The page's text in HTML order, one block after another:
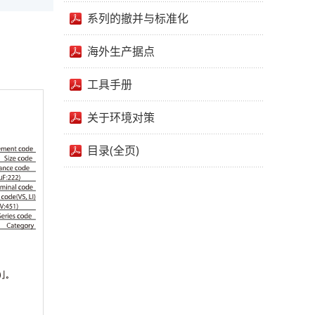
系列的撤并与标准化
海外生产据点
工具手册
关于环境对策
目录(全页)